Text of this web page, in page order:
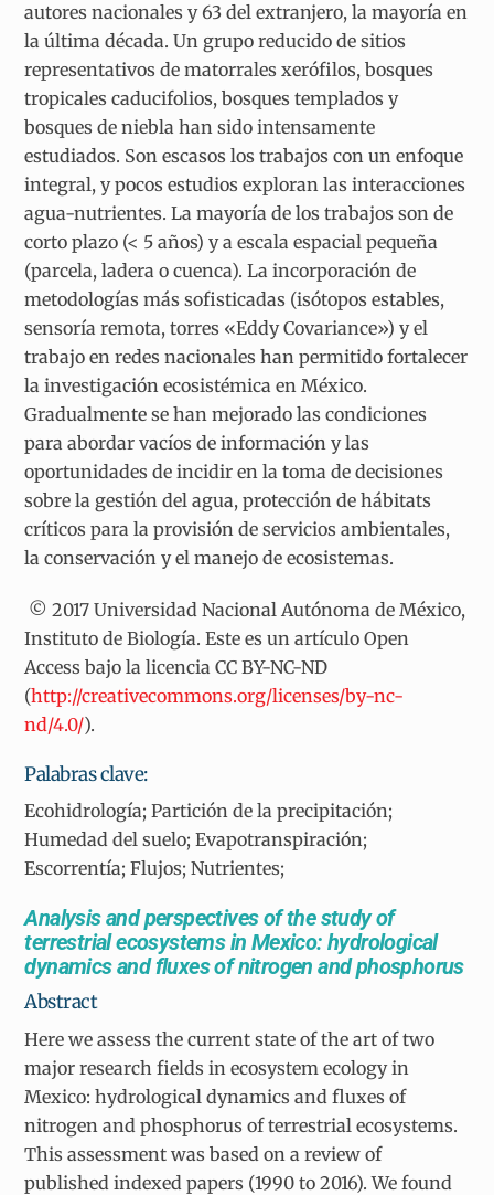
autores nacionales y 63 del extranjero, la mayoría en
la última década. Un grupo reducido de sitios
representativos de matorrales xerófilos, bosques
tropicales caducifolios, bosques templados y
bosques de niebla han sido intensamente
estudiados. Son escasos los trabajos con un enfoque
integral, y pocos estudios exploran las interacciones
agua-nutrientes. La mayoría de los trabajos son de
corto plazo (< 5 años) y a escala espacial pequeña
(parcela, ladera o cuenca). La incorporación de
metodologías más sofisticadas (isótopos estables,
sensoría remota, torres «Eddy Covariance») y el
trabajo en redes nacionales han permitido fortalecer
la investigación ecosistémica en México.
Gradualmente se han mejorado las condiciones
para abordar vacíos de información y las
oportunidades de incidir en la toma de decisiones
sobre la gestión del agua, protección de hábitats
críticos para la provisión de servicios ambientales,
la conservación y el manejo de ecosistemas.
© 2017 Universidad Nacional Autónoma de México,
Instituto de Biología. Este es un artículo Open
Access bajo la licencia CC BY-NC-ND
(http://creativecommons.org/licenses/by-nc-
nd/4.0/).
Palabras clave:
Ecohidrología; Partición de la precipitación;
Humedad del suelo; Evapotranspiración;
Escorrentía; Flujos; Nutrientes;
Analysis and perspectives of the study of
terrestrial ecosystems in Mexico: hydrological
dynamics and fluxes of nitrogen and phosphorus
Abstract
Here we assess the current state of the art of two
major research fields in ecosystem ecology in
Mexico: hydrological dynamics and fluxes of
nitrogen and phosphorus of terrestrial ecosystems.
This assessment was based on a review of
published indexed papers (1990 to 2016). We found